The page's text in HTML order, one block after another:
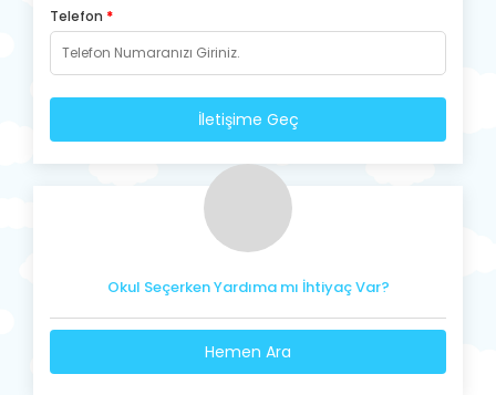
Telefon *
İletişime Geç
Okul Seçerken Yardıma mı İhtiyaç Var?
Hemen Ara